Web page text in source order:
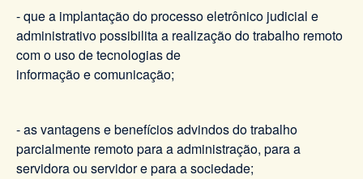
- que a implantação do processo eletrônico judicial e
administrativo possibilita a realização do trabalho remoto
com o uso de tecnologias de
informação e comunicação;
- as vantagens e benefícios advindos do trabalho
parcialmente remoto para a administração, para a
servidora ou servidor e para a sociedade;